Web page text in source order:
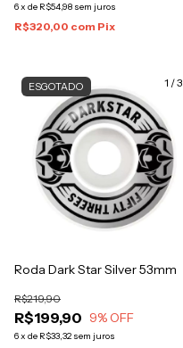
6x de R$54,98 sem juros
R$320,00 com Pix
1 /3
ESGOTADO
Roda Dark Star Silver 53mm
R$199,90
R$219,90
9% OFF
6x de R$33,32 sem juros